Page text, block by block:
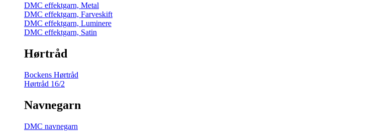
DMC effektgarn, Metal
DMC effektgarn, Farveskift
DMC effektgarn, Luminere
DMC effektgarn, Satin
Hørtråd
Bockens Hørtråd
Hørtråd 16/2
Navnegarn
DMC navnegarn